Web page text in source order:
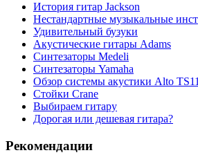
История гитар Jackson
Нестандартные музыкальные
Удивительный бузуки
Акустические гитары Adams
Синтезаторы Мedeli
Синтезаторы Yamaha
Обзор системы акустики Alto
Стойки Crane
Выбираем гитару
Дорогая или дешевая гитара?
Рекомендации